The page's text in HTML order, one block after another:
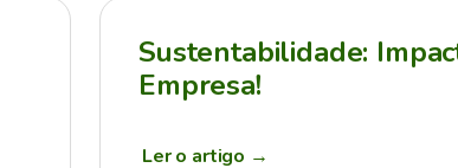
Sustentabilidade:
Empresa!
Ler o artigo →